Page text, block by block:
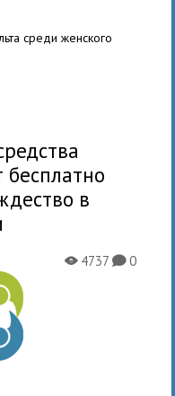
среди женского
бесплатно
в
X4737K0